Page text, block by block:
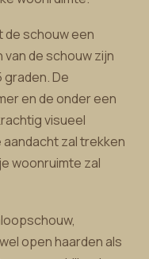
schouw een
de schouw zijn
De
en de onder een
visueel
zal trekken
woonruimte zal
open haarden als